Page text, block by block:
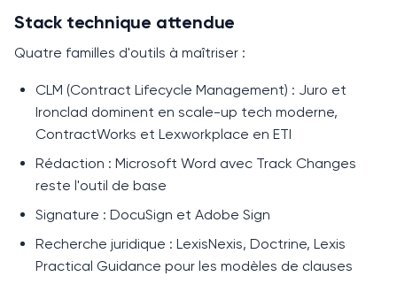
Stack technique attendue
Quatre familles d'outils à maîtriser :
CLM (Contract Lifecycle Management) : Juro et
Ironclad dominent en scale-up tech moderne,
ContractWorks et Lexworkplace en ETI
Rédaction : Microsoft Word avec Track Changes
reste l'outil de base
Signature : DocuSign et Adobe Sign
Recherche juridique : LexisNexis, Doctrine, Lexis
Practical Guidance pour les modèles de clauses